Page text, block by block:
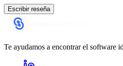
Escribir reseña
Te ayudamos a encontrar el software